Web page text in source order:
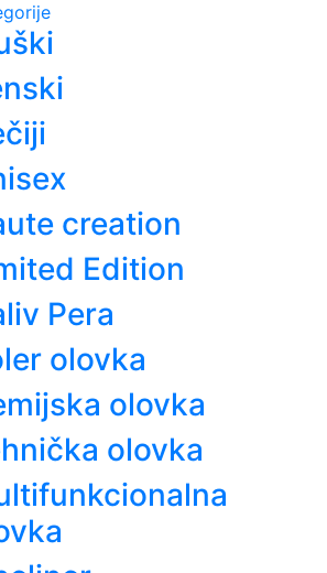
creation
Edition
Pera
olovka
olovka
olovka